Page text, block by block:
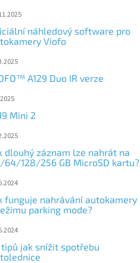
náhledový software pro
Viofo
A129 Duo IR verze
Mini 2
dlouhý záznam lze nahrát na
64/128/256 GB MicroSD kartu?
funguje nahrávání autokamery
parking mode?
tipů jak snížit spotřebu